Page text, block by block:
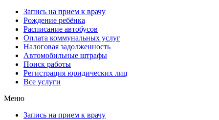
Запись на прием к врачу
Рождение ребёнка
Расписание автобусов
Оплата коммунальных услуг
Налоговая задолженность
Автомобильные штрафы
Поиск работы
Регистрация юридических лиц
Все услуги
Меню
Запись на прием к врачу